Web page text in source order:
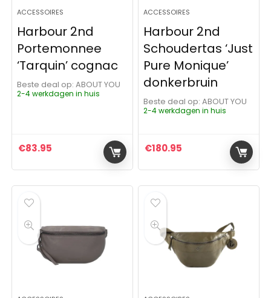
ACCESSOIRES
Harbour 2nd
Portemonnee
‘Tarquin’ cognac
Beste deal op:
ABOUT YOU
2-4 werkdagen in huis
€83.95
ACCESSOIRES
Harbour 2nd
Schoudertas ‘Just
Pure Monique’
donkerbruin
Beste deal op:
ABOUT YOU
2-4 werkdagen in huis
€180.95